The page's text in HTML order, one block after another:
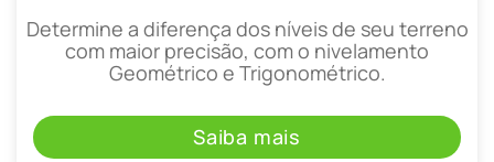
Determine a diferença dos níveis de seu terreno
com maior precisão, com o nivelamento
Geométrico e Trigonométrico.
Saiba mais